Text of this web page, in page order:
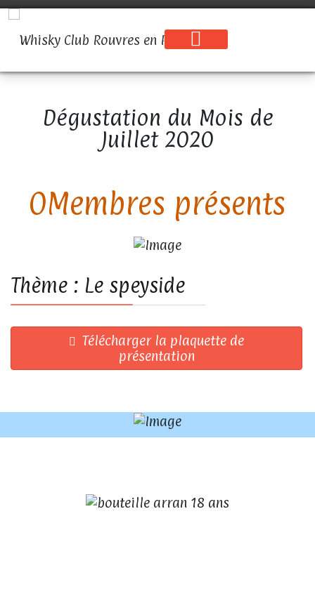
Dégustation du Mois de
Juillet 2020
0
Thème : Le speyside
Télécharger la plaquette de
présentation